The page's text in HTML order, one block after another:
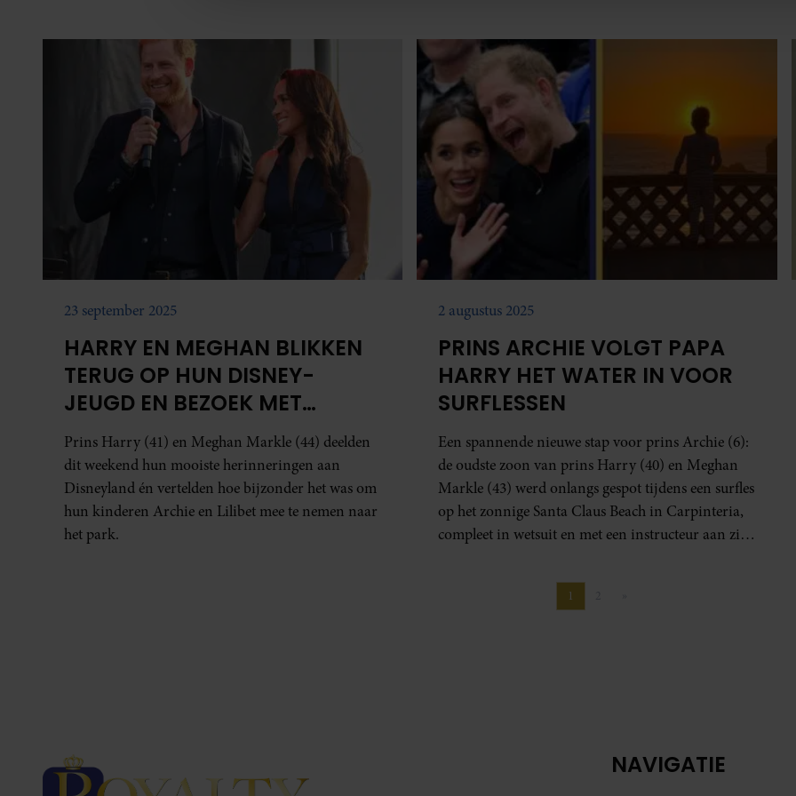
23 september 2025
HARRY EN MEGHAN BLIKKEN
TERUG OP HUN DISNEY-
JEUGD EN BEZOEK MET
KINDEREN
Prins Harry (41) en Meghan Markle (44) deelden
dit weekend hun mooiste herinneringen aan
Disneyland én vertelden hoe bijzonder het was om
hun kinderen Archie en Lilibet mee te nemen naar
het park.
2 augustus 2025
PRINS ARCHIE VOLGT PAPA
HARRY HET WATER IN VOOR
SURFLESSEN
Een spannende nieuwe stap voor prins Archie (6):
de oudste zoon van prins Harry (40) en Meghan
Markle (43) werd onlangs gespot tijdens een surfles
op het zonnige Santa Claus Beach in Carpinteria,
compleet in wetsuit en met een instructeur aan zijn
Pagina
1
NAVIGATIE